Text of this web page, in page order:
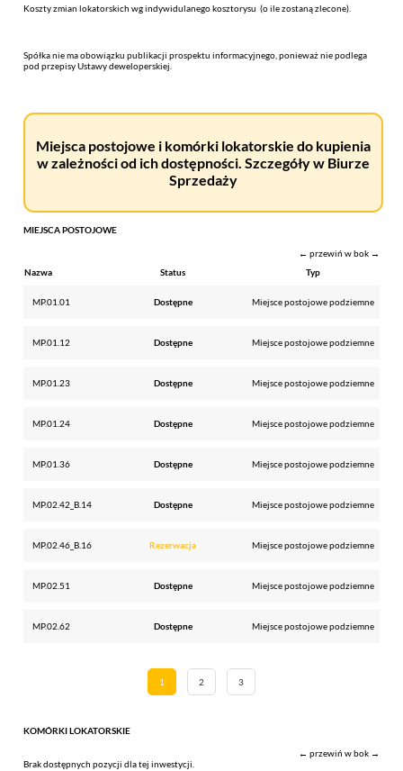
Koszty zmian lokatorskich wg indywidulanego kosztorysu (o ile zostaną zlecone).
Spółka nie ma obowiązku publikacji prospektu informacyjnego, ponieważ nie podlega
pod przepisy Ustawy deweloperskiej.
Miejsca postojowe i komórki lokatorskie do kupienia
w zależności od ich dostępności. Szczegóły w Biurze
Sprzedaży
MIEJSCA POSTOJOWE
← przewiń w bok →
Nazwa
Status Typ
MP.01.01 Dostępne Miejsce postojowe podziemne
MP.01.12 Dostępne Miejsce postojowe podziemne
MP.01.23 Dostępne Miejsce postojowe podziemne
MP.01.24 Dostępne Miejsce postojowe podziemne
MP.01.36 Dostępne Miejsce postojowe podziemne
MP.02.42_B.14 Dostępne Miejsce postojowe podziemne
MP.02.46_B.16 Rezerwacja Miejsce postojowe podziemne
MP.02.51 Dostępne Miejsce postojowe podziemne
MP.02.62 Dostępne Miejsce postojowe podziemne
1 2 3
KOMÓRKI LOKATORSKIE
← przewiń w bok →
Brak dostępnych pozycji dla tej inwestycji.